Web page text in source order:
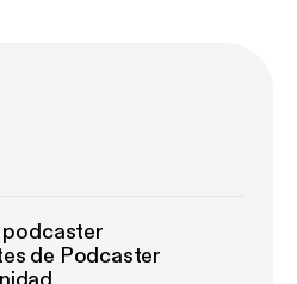
podcaster
de Podcaster